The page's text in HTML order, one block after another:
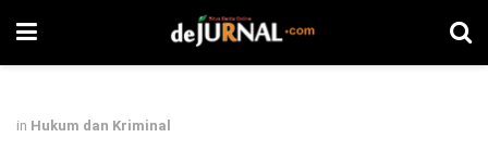
in Hukum dan Kriminal